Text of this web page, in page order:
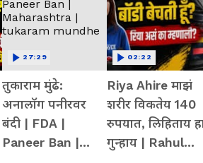
तुकाराम मुंढे:
अनालॉग पनीरवर
बंदी | FDA |
Paneer Ban |
27:29
Riya Ahire माझं
शरीर विकतेय 140
रुपयात, लिहिताय
गुन्हाय | Rahul
02:22